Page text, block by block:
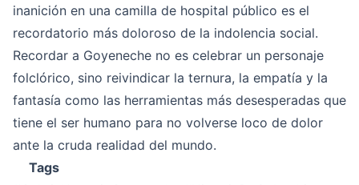
inanición en una camilla de hospital público es el
recordatorio más doloroso de la indolencia social.
Recordar a Goyeneche no es celebrar un personaje
folclórico, sino reivindicar la ternura, la empatía y la
fantasía como las herramientas más desesperadas que
tiene el ser humano para no volverse loco de dolor
ante la cruda realidad del mundo.
Tags